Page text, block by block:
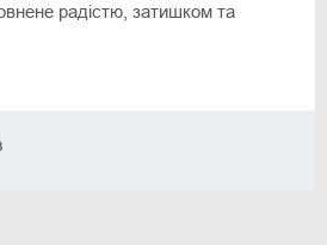
радістю, затишком та